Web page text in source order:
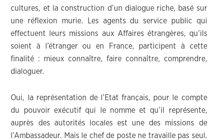
cultures, et la construction d’un dialogue riche, basé sur
une réflexion murie. Les agents du service public qui
effectuent leurs missions aux Affaires étrangères, qu’ils
soient à l’étranger ou en France, participent à cette
finalité : mieux connaître, faire connaître, comprendre,
dialoguer.
Oui, la représentation de l’Etat français, pour le compte
du pouvoir exécutif qui le nomme et qu’il représente,
auprès des autorités locales est une des missions de
l’Ambassadeur. Mais le chef de poste ne travaille pas seul.